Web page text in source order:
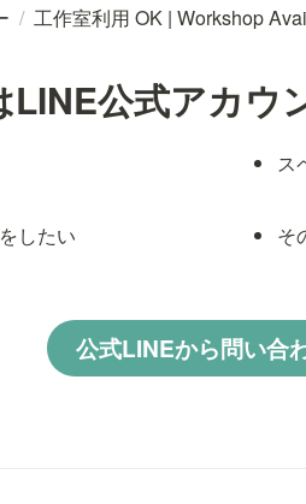
/ 工作室利用 OK | Workshop
LINE公式アカウ
ス
したい そ
公式LINEから問い合